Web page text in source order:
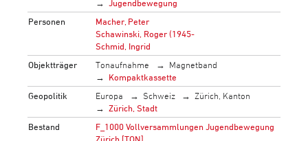
Jugendbewegung
Personen
Macher, Peter
Schawinski, Roger (1945-
Schmid, Ingrid
Objektträger
Tonaufnahme
Magnetband
Kompaktkassette
Geopolitik
Europa Schweiz
Zürich, Kanton
Zürich, Stadt
Bestand
F_1000 Vollversammlungen Jugendbewegung